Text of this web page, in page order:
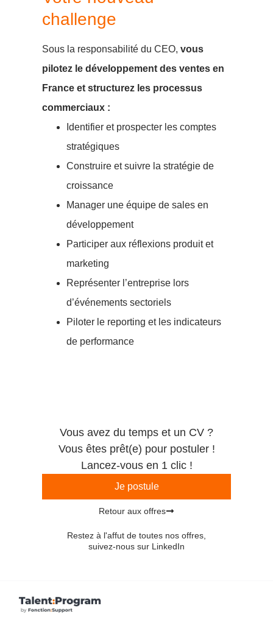
Sous la responsabilité du CEO, vous
pilotez le développement des ventes en
France et structurez les processus
commerciaux :
Identifier et prospecter les comptes
stratégiques
Construire et suivre la stratégie de
croissance
Manager une équipe de sales en
développement
Participer aux réflexions produit et
marketing
Représenter l’entreprise lors
d’événements sectoriels
Piloter le reporting et les indicateurs
de performance
challenge
Vous avez du temps et un CV ?
Vous êtes prêt(e) pour postuler !
Lancez-vous en 1 clic !
Je postule
Retour aux offres
Restez à l'affut de toutes nos offres,
suivez-nous sur LinkedIn